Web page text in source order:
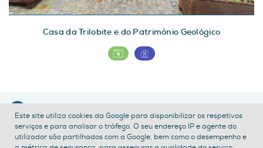
Casa da Trilobite e do Património Geológico
POLÍTICA DE PRIVACIDADETERMOS E CONDIÇÕES
ACESSIBILIDADE
Este site utiliza cookies da Google para disponibilizar os respetivos
serviços e para analisar o tráfego. O seu endereço IP e agente do
utilizador são partilhados com a Google, bem como o desempenho e